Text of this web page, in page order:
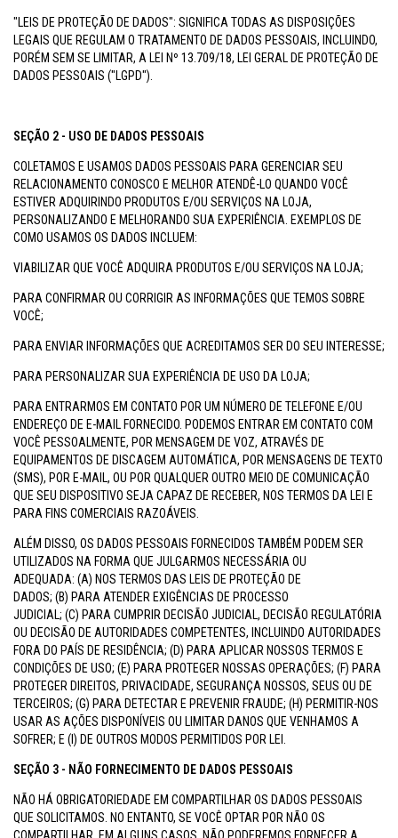
"LEIS DE PROTEÇÃO DE DADOS": SIGNIFICA TODAS AS DISPOSIÇÕES
LEGAIS QUE REGULAM O TRATAMENTO DE DADOS PESSOAIS, INCLUINDO,
PORÉM SEM SE LIMITAR, A LEI Nº 13.709/18, LEI GERAL DE PROTEÇÃO DE
DADOS PESSOAIS ("LGPD").
SEÇÃO 2 - USO DE DADOS PESSOAIS
COLETAMOS E USAMOS DADOS PESSOAIS PARA GERENCIAR SEU
RELACIONAMENTO CONOSCO E MELHOR ATENDÊ-LO QUANDO VOCÊ
ESTIVER ADQUIRINDO PRODUTOS E/OU SERVIÇOS NA LOJA,
PERSONALIZANDO E MELHORANDO SUA EXPERIÊNCIA. EXEMPLOS DE
COMO USAMOS OS DADOS INCLUEM:
VIABILIZAR QUE VOCÊ ADQUIRA PRODUTOS E/OU SERVIÇOS NA LOJA;
PARA CONFIRMAR OU CORRIGIR AS INFORMAÇÕES QUE TEMOS SOBRE
VOCÊ;
PARA ENVIAR INFORMAÇÕES QUE ACREDITAMOS SER DO SEU INTERESSE;
PARA PERSONALIZAR SUA EXPERIÊNCIA DE USO DA LOJA;
PARA ENTRARMOS EM CONTATO POR UM NÚMERO DE TELEFONE E/OU
ENDEREÇO DE E-MAIL FORNECIDO. PODEMOS ENTRAR EM CONTATO COM
VOCÊ PESSOALMENTE, POR MENSAGEM DE VOZ, ATRAVÉS DE
EQUIPAMENTOS DE DISCAGEM AUTOMÁTICA, POR MENSAGENS DE TEXTO
(SMS), POR E-MAIL, OU POR QUALQUER OUTRO MEIO DE COMUNICAÇÃO
QUE SEU DISPOSITIVO SEJA CAPAZ DE RECEBER, NOS TERMOS DA LEI E
PARA FINS COMERCIAIS RAZOÁVEIS.
ALÉM DISSO, OS DADOS PESSOAIS FORNECIDOS TAMBÉM PODEM SER
UTILIZADOS NA FORMA QUE JULGARMOS NECESSÁRIA OU
ADEQUADA: (A) NOS TERMOS DAS LEIS DE PROTEÇÃO DE
DADOS; (B) PARA ATENDER EXIGÊNCIAS DE PROCESSO
JUDICIAL; (C) PARA CUMPRIR DECISÃO JUDICIAL, DECISÃO REGULATÓRIA
OU DECISÃO DE AUTORIDADES COMPETENTES, INCLUINDO AUTORIDADES
FORA DO PAÍS DE RESIDÊNCIA; (D) PARA APLICAR NOSSOS TERMOS E
CONDIÇÕES DE USO; (E) PARA PROTEGER NOSSAS OPERAÇÕES; (F) PARA
PROTEGER DIREITOS, PRIVACIDADE, SEGURANÇA NOSSOS, SEUS OU DE
TERCEIROS; (G) PARA DETECTAR E PREVENIR FRAUDE; (H) PERMITIR-NOS
USAR AS AÇÕES DISPONÍVEIS OU LIMITAR DANOS QUE VENHAMOS A
SOFRER; E (I) DE OUTROS MODOS PERMITIDOS POR LEI.
SEÇÃO 3 - NÃO FORNECIMENTO DE DADOS PESSOAIS
NÃO HÁ OBRIGATORIEDADE EM COMPARTILHAR OS DADOS PESSOAIS
QUE SOLICITAMOS. NO ENTANTO, SE VOCÊ OPTAR POR NÃO OS